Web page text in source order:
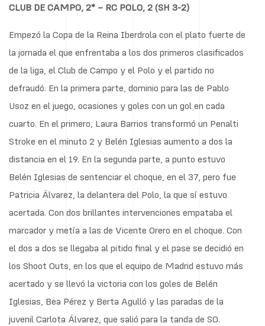
CLUB DE CAMPO, 2* – RC POLO, 2 (SH 3-2)
Empezó la Copa de la Reina Iberdrola con el plato fuerte de
la jornada el que enfrentaba a los dos primeros clasificados
de la liga, el Club de Campo y el Polo y el partido no
defraudó. En la primera parte, dominio para las de Pablo
Usoz en el juego, ocasiones y goles con un gol en cada
cuarto. En el primero, Laura Barrios transformó un Penalti
Stroke en el minuto 2 y Belén Iglesias aumento a dos la
distancia en el 19. En la segunda parte, a punto estuvo
Belén Iglesias de sentenciar el choque, en el 37, pero fue
Patricia Álvarez, la delantera del Polo, la que sí estuvo
acertada. Con dos brillantes intervenciones empataba el
marcador y metía a las de Vicente Orero en el choque. Con
el dos a dos se llegaba al pitido final y el pase se decidió en
los Shoot Outs, en los que el equipo de Madrid estuvo más
acertado y se llevó la victoria con los goles de Belén
Iglesias, Bea Pérez y Berta Agulló y las paradas de la
juvenil Carlota Álvarez, que salió para la tanda de SO.